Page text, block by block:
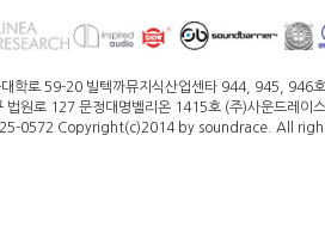
대학로 59-20 빌텍까뮤지식산업센타 944, 945, 946호
법원로 127 문정대명벨리온 1415호 (주)사운드레
0572 Copyright(c)2014 by soundrace. All